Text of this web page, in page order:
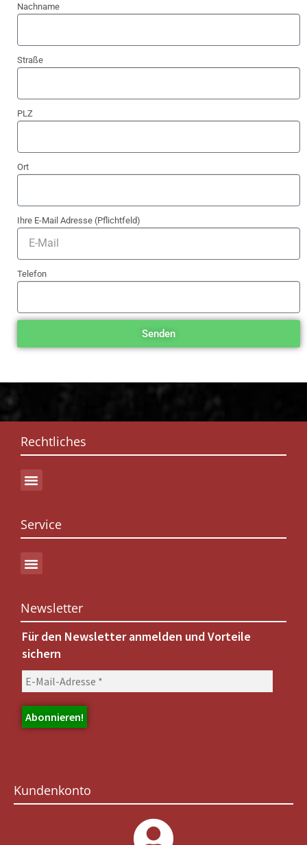
Nachname
Straße
PLZ
Ort
Ihre E-Mail Adresse (Pflichtfeld)
Telefon
Senden
Rechtliches
Service
Newsletter
Für den Newsletter anmelden und Vorteile
sichern
Kundenkonto